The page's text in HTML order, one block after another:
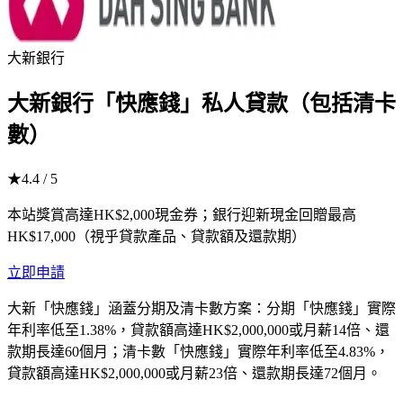
大新銀行
大新銀行「快應錢」私人貸款（包括清卡
數）
★4.4 / 5
本站獎賞高達HK$2,000現金券；銀行迎新現金回贈最高
HK$17,000（視乎貸款產品、貸款額及還款期）
立即申請
大新「快應錢」涵蓋分期及清卡數方案：分期「快應錢」實際
年利率低至1.38%，貸款額高達HK$2,000,000或月薪14倍、還
款期長達60個月；清卡數「快應錢」實際年利率低至4.83%，
貸款額高達HK$2,000,000或月薪23倍、還款期長達72個月。